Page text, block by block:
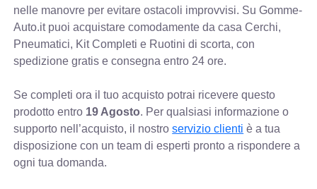
nelle manovre per evitare ostacoli improvvisi. Su Gomme-
Auto.it puoi acquistare comodamente da casa Cerchi,
Pneumatici, Kit Completi e Ruotini di scorta, con
spedizione gratis e consegna entro 24 ore.
Se completi ora il tuo acquisto potrai ricevere questo
prodotto entro 19 Agosto. Per qualsiasi informazione o
supporto nell’acquisto, il nostroservizio clienti è a tua
disposizione con un team di esperti pronto a rispondere a
ogni tua domanda.